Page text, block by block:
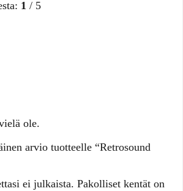
1 / 5
ole.
arvio tuotteelle “Retrosound
ei julkaista. Pakolliset kentät on